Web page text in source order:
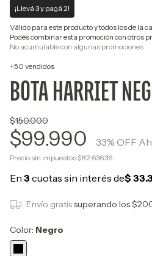
¡Llevá 3 y pagá 2!
Válido para este producto y todos los de la
Podés combinar esta promoción con otros
No acumulable con algunas promociones
+50 vendidos
BOTA HARRIET
$150.000
$99.990 33% OFF
Precio sin impuestos $82.636,36
Envío gratissuperando los
Color: Negro